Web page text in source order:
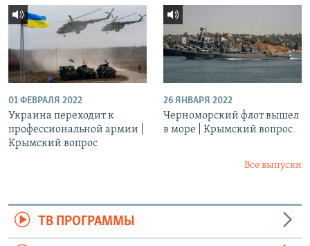
01 ФЕВРАЛЯ 2022
Украина переходит к
профессиональной армии |
Крымский вопрос
26 ЯНВАРЯ 2022
Черноморский флот вышел
в море | Крымский вопрос
Все выпуски
ТВ ПРОГРАММЫ